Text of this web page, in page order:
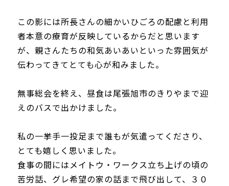
この影には所長さんの細かいひごろの配慮と利用
者本意の療育が反映しているからだと思います
が、親さんたちの和気あいあいといった雰囲気が
伝わってきてとても心が和みました。
無事総会を終え、昼食は尾張旭市のきりやまで迎
えのバスで出かけました。
私の一挙手一投足まで誰もが気遣ってくださり、
とても嬉しく思いました。
食事の間にはメイトウ・ワークス立ち上げの頃の
苦労話、グレ希望の家の話まで飛び出して、３０